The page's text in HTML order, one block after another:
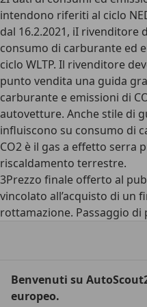
intendono riferiti al ciclo
dal 16.2.2021, iI rivenditore
consumo di carburante ed
ciclo WLTP. Il rivenditore
punto vendita una guida
carburante e emissioni di
autovetture. Anche stile di
influiscono su consumo di
CO2 è il gas a effetto serra
riscaldamento terrestre.
3Prezzo finale offerto al
vincolato all’acquisto di un
rottamazione. Passaggio di
Benvenuti su
europeo.